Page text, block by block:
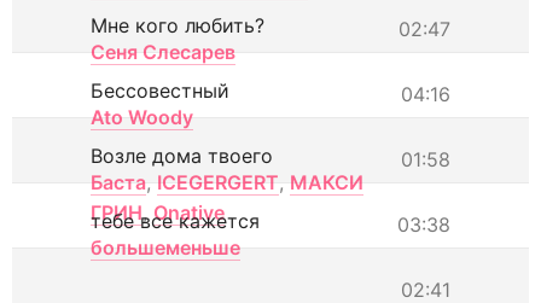
02:47
Мне кого любить?
Сеня Слесарев
04:16
Бессовестный
Ato Woody
01:58
Возле дома твоего
Баста, ICEGERGERT, МАКСИ
ГРИН, Onative 03:38
тебе все кажется
большеменьше
02:41